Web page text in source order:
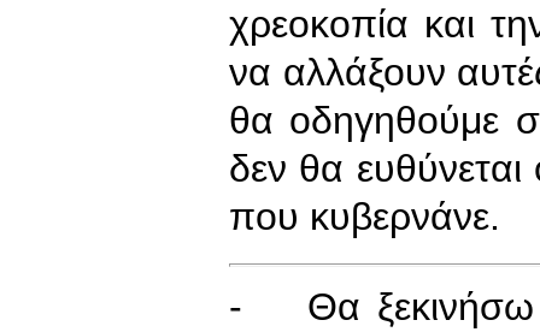
χρεοκοπία και
να αλλάξουν
θα οδηγηθούμε
δεν θα
που κυβερνάνε.
- Θα ξεκινήσω